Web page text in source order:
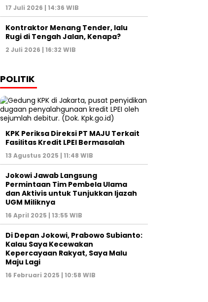
17 Juli 2026 | 14:36 WIB
Kontraktor Menang Tender, lalu
Rugi di Tengah Jalan, Kenapa?
2 Juli 2026 | 16:32 WIB
POLITIK
KPK Periksa Direksi PT MAJU Terkait
Fasilitas Kredit LPEI Bermasalah
13 Agustus 2025 | 11:48 WIB
Jokowi Jawab Langsung
Permintaan Tim Pembela Ulama
dan Aktivis untuk Tunjukkan Ijazah
UGM Miliknya
16 April 2025 | 13:55 WIB
Di Depan Jokowi, Prabowo Subianto:
Kalau Saya Kecewakan
Kepercayaan Rakyat, Saya Malu
Maju Lagi
16 Februari 2025 | 10:58 WIB